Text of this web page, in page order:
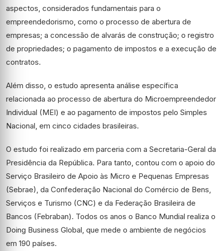
aspectos, considerados fundamentais para o
empreendedorismo, como o processo de abertura de
empresas; a concessão de alvarás de construção; o registro
de propriedades; o pagamento de impostos e a execução de
contratos.
Além disso, o estudo apresenta análise específica
relacionada ao processo de abertura do Microempreendedor
Individual (MEI) e ao pagamento de impostos pelo Simples
Nacional, em cinco cidades brasileiras.
O estudo foi realizado em parceria com a Secretaria-Geral da
Presidência da República. Para tanto, contou com o apoio do
Serviço Brasileiro de Apoio às Micro e Pequenas Empresas
(Sebrae), da Confederação Nacional do Comércio de Bens,
Serviços e Turismo (CNC) e da Federação Brasileira de
Bancos (Febraban). Todos os anos o Banco Mundial realiza o
Doing Business Global, que mede o ambiente de negócios
em 190 países.